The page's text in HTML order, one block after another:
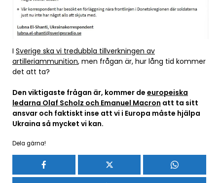
I Sverige ska vi tredubbla tillverkningen av
artilleriammunition, men frågan är, hur lång tid kommer
det att ta?
Den viktigaste frågan är, kommer de europeiska
ledarna Olaf Scholz och Emanuel Macron att ta sitt
ansvar och faktiskt inse att vi i Europa måste hjälpa
Ukraina så mycket vi kan.
Dela gärna!